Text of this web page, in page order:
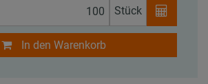
Stück
In den Warenkorb